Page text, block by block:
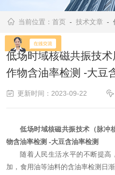
当前位置：首页 -技术文章 - 低
低场时域核磁共振技
作物含油率检测 -大豆
更新时间：2023-09-22
低场时域核磁共振技术（脉冲
物含油率检测 -大豆含油率检测
随着人民生活水平的不断提
加，食用油等油料的含油率检测日